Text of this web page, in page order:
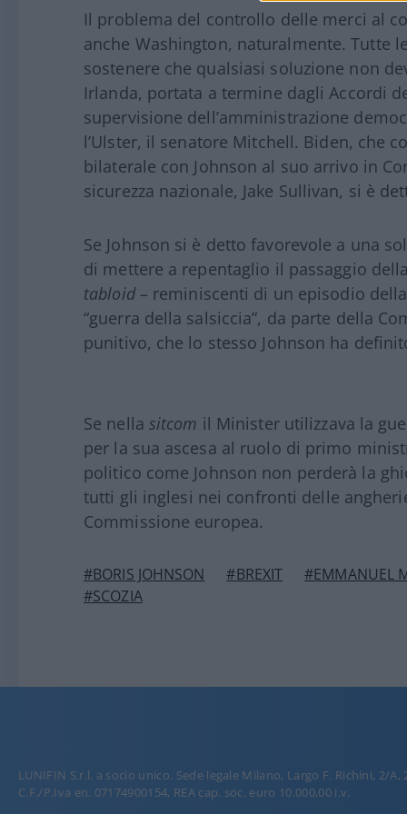
Il problema del controllo delle merci al
anche Washington, naturalmente. Tutte
sostenere che qualsiasi soluzione non
Irlanda, portata a termine dagli Accordi
supervisione dell’amministrazione
l’Ulster, il senatore Mitchell. Biden, che
bilaterale con Johnson al suo arrivo in
sicurezza nazionale, Jake Sullivan, si è
Se Johnson si è detto favorevole a una
di mettere a repentaglio il passaggio
tabloid– reminiscenti di un episodio
“guerra della salsiccia”, da parte della
punitivo, che lo stesso Johnson ha
Se nella sitcom il Minister utilizzava la
per la sua ascesa al ruolo di primo
politico come Johnson non perderà la
tutti gli inglesi nei confronti delle
Commissione europea.
#BORIS JOHNSON #BREXIT #EMMANUEL
#SCOZIA
LUNIFIN S.r.l. a socio unico. Sede legale Milano, Largo F. Richini, 2/A,
C.F./P.Iva en. 07174900154, REA cap. soc. euro 10.000,00 i.v.